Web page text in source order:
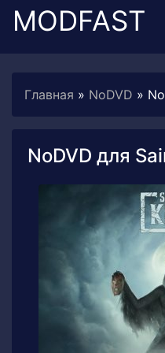
MODFAST
Главная » NoDVD »
NoDVD для